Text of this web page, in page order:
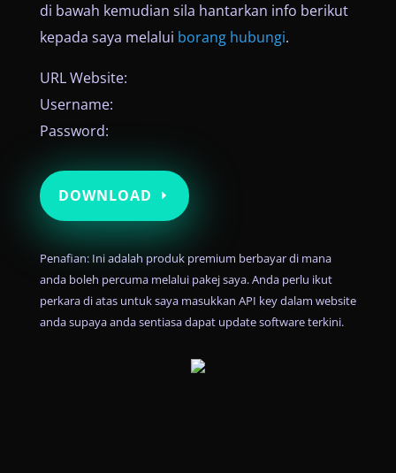
di bawah kemudian sila hantarkan info berikut
kepada saya melalui borang hubungi.
URL Website:
Username:
Password:
DOWNLOAD
Penafian: Ini adalah produk premium berbayar di mana
anda boleh percuma melalui pakej saya. Anda perlu ikut
perkara di atas untuk saya masukkan API key dalam website
anda supaya anda sentiasa dapat update software terkini.